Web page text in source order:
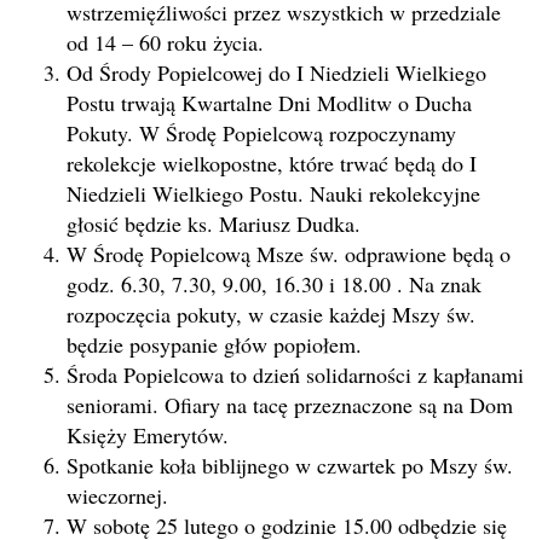
wstrzemięźliwości przez wszystkich w przedziale
od 14 – 60 roku życia.
Od Środy Popielcowej do I Niedzieli Wielkiego
Postu trwają Kwartalne Dni Modlitw o Ducha
Pokuty. W Środę Popielcową rozpoczynamy
rekolekcje wielkopostne, które trwać będą do I
Niedzieli Wielkiego Postu. Nauki rekolekcyjne
głosić będzie ks. Mariusz Dudka.
W Środę Popielcową Msze św. odprawione będą o
godz. 6.30, 7.30, 9.00, 16.30 i 18.00 . Na znak
rozpoczęcia pokuty, w czasie każdej Mszy św.
będzie posypanie głów popiołem.
Środa Popielcowa to dzień solidarności z kapłanami
seniorami. Ofiary na tacę przeznaczone są na Dom
Księży Emerytów.
Spotkanie koła biblijnego w czwartek po Mszy św.
wieczornej.
W sobotę 25 lutego o godzinie 15.00 odbędzie się